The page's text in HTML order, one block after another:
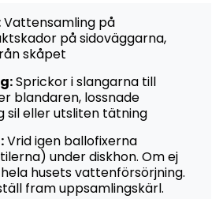
Vattensamling på
på sidoväggarna,
skåpet
Sprickor i slangarna till
blandaren, lossnade
sil eller utsliten tätning
Vrid igen ballofixerna
under diskhon. Om ej
husets vattenförsörjning.
fram uppsamlingskärl.